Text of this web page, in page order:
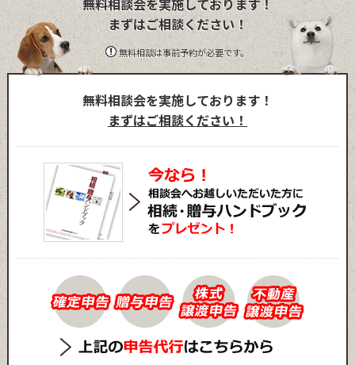
無料相談会を実施しております！
まずはご相談ください！
無料相談は事前予約が必要です。
無料相談会を実施しております！
まずはご相談ください！